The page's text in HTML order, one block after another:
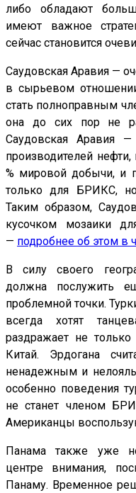
либо обладают
имеют важное
сейчас становится
Саудовская Аравия —
в сырьевом
стать полноправным
она до сих пор не
Саудовская Аравия
производителей
% мировой добычи, и
только для БРИКС,
Таким образом,
кусочком мозаики
— подробнее об этом в
В силу своего
должна послужить
проблемной точки.
всегда хотят
раздражает не
Китай. Эрдогана
ненадежным и
особенно поведения
не станет членом
Американцы
Панама также уже
центре внимания,
Панаму. Временное